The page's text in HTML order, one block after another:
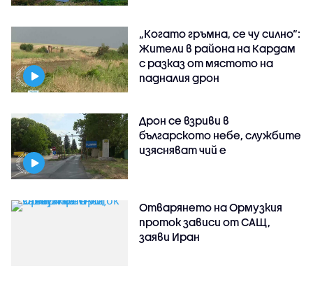
„Когато гръмна, се чу силно“:
Жители в района на Кардам
с разказ от мястото на
падналия дрон
Дрон се взриви в
българското небе, службите
изясняват чий е
Отварянето на Ормузкия
проток зависи от САЩ,
заяви Иран